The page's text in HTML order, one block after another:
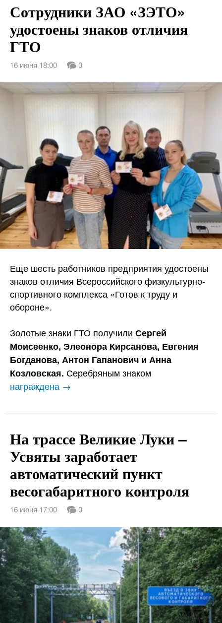
Сотрудники ЗАО «ЗЭТО»
удостоены знаков отличия
ГТО
16 июня 18:00 0
Еще шесть работников предприятия удостоены
знаков отличия Всероссийского физкультурно-
спортивного комплекса «Готов к труду и
обороне».
Золотые знаки ГТО получили Сергей
Моисеенко, Элеонора Кирсанова, Евгения
Богданова, Антон Гапанович и Анна
Козловская. Серебряным знаком
награждена →
На трассе Великие Луки –
Усвяты заработает
автоматический пункт
весогабаритного контроля
16 июня 17:00 0